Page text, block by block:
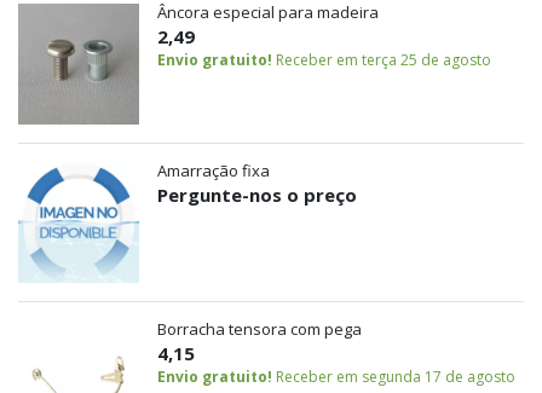
Âncora especial para madeira
2,49
Envio gratuito! Receber em terça 25 de agosto
Amarração fixa
Pergunte-nos o preço
Borracha tensora com pega
4,15
Envio gratuito! Receber em segunda 17 de agosto